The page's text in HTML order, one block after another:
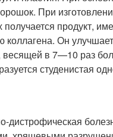
При
продукт,
Он
в 7—10 раз
студенистая
дистрофическая